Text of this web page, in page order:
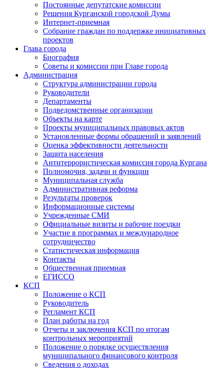
Постоянные депутатские комиссии
Решения Курганской городской Думы
Интернет-приемная
Собрание граждан по поддержке инициативных
проектов
Глава города
Биография
Советы и комиссии при Главе города
Администрация
Структура администрации города
Руководители
Департаменты
Подведомственные организации
Объекты на карте
Проекты муниципальных правовых актов
Установленные формы обращений и заявлений
Оценка эффективности деятельности
Защита населения
Антитеррористическая комиссия города Кургана
Полномочия, задачи и функции
Муниципальная служба
Административная реформа
Результаты проверок
Информационные системы
Учрежденные СМИ
Официальные визиты и рабочие поездки
Участие в программах и международное
сотрудничество
Статистическая информация
Контакты
Общественная приемная
ЕГИССО
КСП
Положение о КСП
Руководитель
Регламент КСП
План работы на год
Отчеты и заключения КСП по итогам
контрольных мероприятий
Положение о порядке осуществления
муниципального финансового контроля
Сведения о доходах